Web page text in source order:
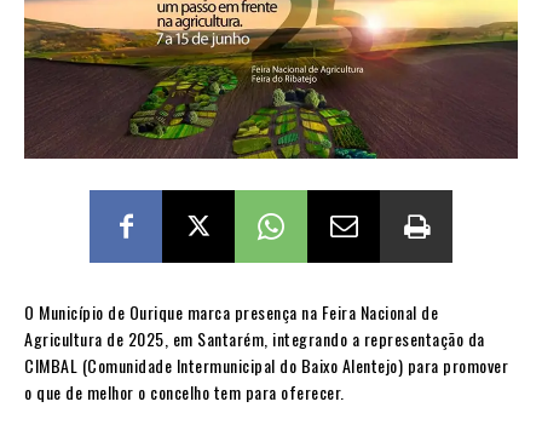
O Município de Ourique marca presença na Feira Nacional de
Agricultura de 2025, em Santarém, integrando a representação da
CIMBAL (Comunidade Intermunicipal do Baixo Alentejo) para promover
o que de melhor o concelho tem para oferecer.